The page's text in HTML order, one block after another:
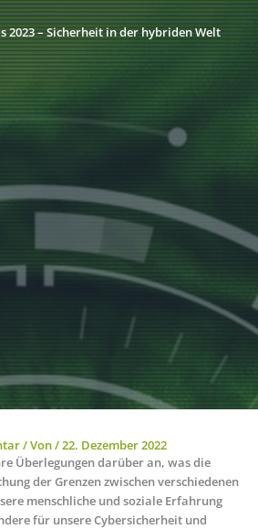
2023 – Sicherheit in der hybriden Welt
/ Von/22. Dezember 2022
Überlegungen darüber an, was die
der Grenzen zwischen verschiedenen
menschliche und soziale Erfahrung
für unsere Cybersicherheit und